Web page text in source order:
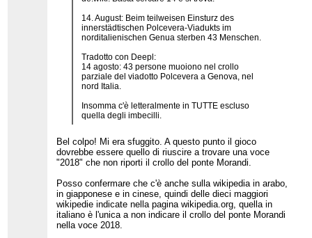
come ad esempio nella voce sul viadotto, visto
che abbiamo addirittura una voce interamente
dedicata ad un singolo ponte autostradale."
Ci tengo a notare che Phyrexian che si stupisce
che "abbiamo addirittura una voce interamente
dedicata ad un singolo ponte autostradale "
(all'epoca gli admin si opponevano alla creazione
creato 9 voci su diverse fermate della
metropolitana di Città del Messico, nonché
"Magic: L'adunanza", di cui 11 cancellate in PdC
(questa in particolare è esilarante).
14. August: Beim teilweisen Einsturz des
innerstädtischen Polcevera-Viadukts im
norditalienischen Genua sterben 43 Menschen.
Tradotto con Deepl:
14 agosto: 43 persone muoiono nel crollo
parziale del viadotto Polcevera a Genova, nel
nord Italia.
Insomma c'è letteralmente in TUTTE escluso
quella degli imbecilli.
Bel colpo! Mi era sfuggito. A questo punto il gioco
dovrebbe essere quello di riuscire a trovare una voce
"2018" che non riporti il crollo del ponte Morandi.
Posso confermare che c'è anche sulla wikipedia in arabo,
in giapponese e in cinese, quindi delle dieci maggiori
wikipedie indicate nella pagina wikipedia.org, quella in
italiano è l'unica a non indicare il crollo del ponte Morandi
nella voce 2018.